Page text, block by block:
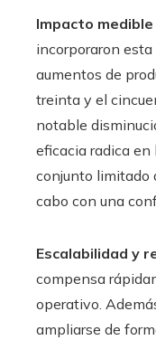
Impacto medible
incorporaron
aumentos de
treinta y el
notable
eficacia radica en
conjunto limitado
cabo con una
Escalabilidad y
compensa
operativo.
ampliarse de